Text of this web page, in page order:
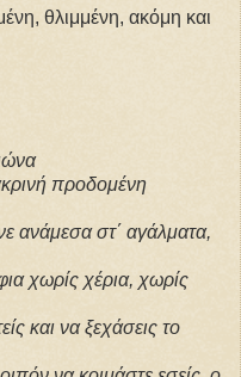
θλιμμένη, ακόμη και
προδομένη
ανάμεσα στ΄ αγάλματα,
χωρίς χέρια, χωρίς
και να ξεχάσεις το